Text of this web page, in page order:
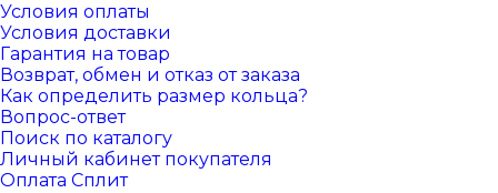
Условия оплаты
Условия доставки
Гарантия на товар
Возврат, обмен и отказ от заказа
Как определить размер кольца?
Вопрос-ответ
Поиск по каталогу
Личный кабинет покупателя
Оплата Сплит